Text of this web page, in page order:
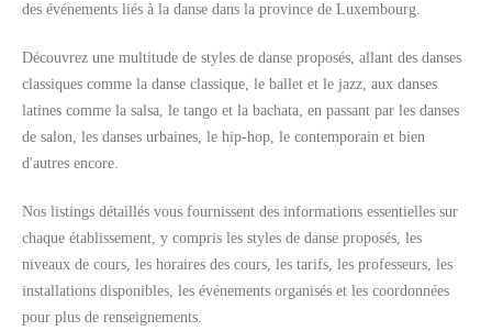
des événements liés à la danse dans la province de Luxembourg.
Découvrez une multitude de styles de danse proposés, allant des danses
classiques comme la danse classique, le ballet et le jazz, aux danses
latines comme la salsa, le tango et la bachata, en passant par les danses
de salon, les danses urbaines, le hip-hop, le contemporain et bien
d'autres encore.
Nos listings détaillés vous fournissent des informations essentielles sur
chaque établissement, y compris les styles de danse proposés, les
niveaux de cours, les horaires des cours, les tarifs, les professeurs, les
installations disponibles, les événements organisés et les coordonnées
pour plus de renseignements.